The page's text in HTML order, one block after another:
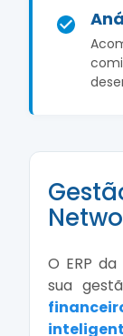
O ERP
sua